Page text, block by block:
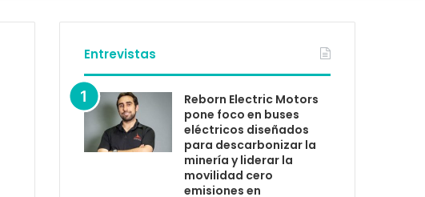
Entrevistas
Reborn Electric Motors
pone foco en buses
eléctricos diseñados
para descarbonizar la
minería y liderar la
movilidad cero
emisiones en